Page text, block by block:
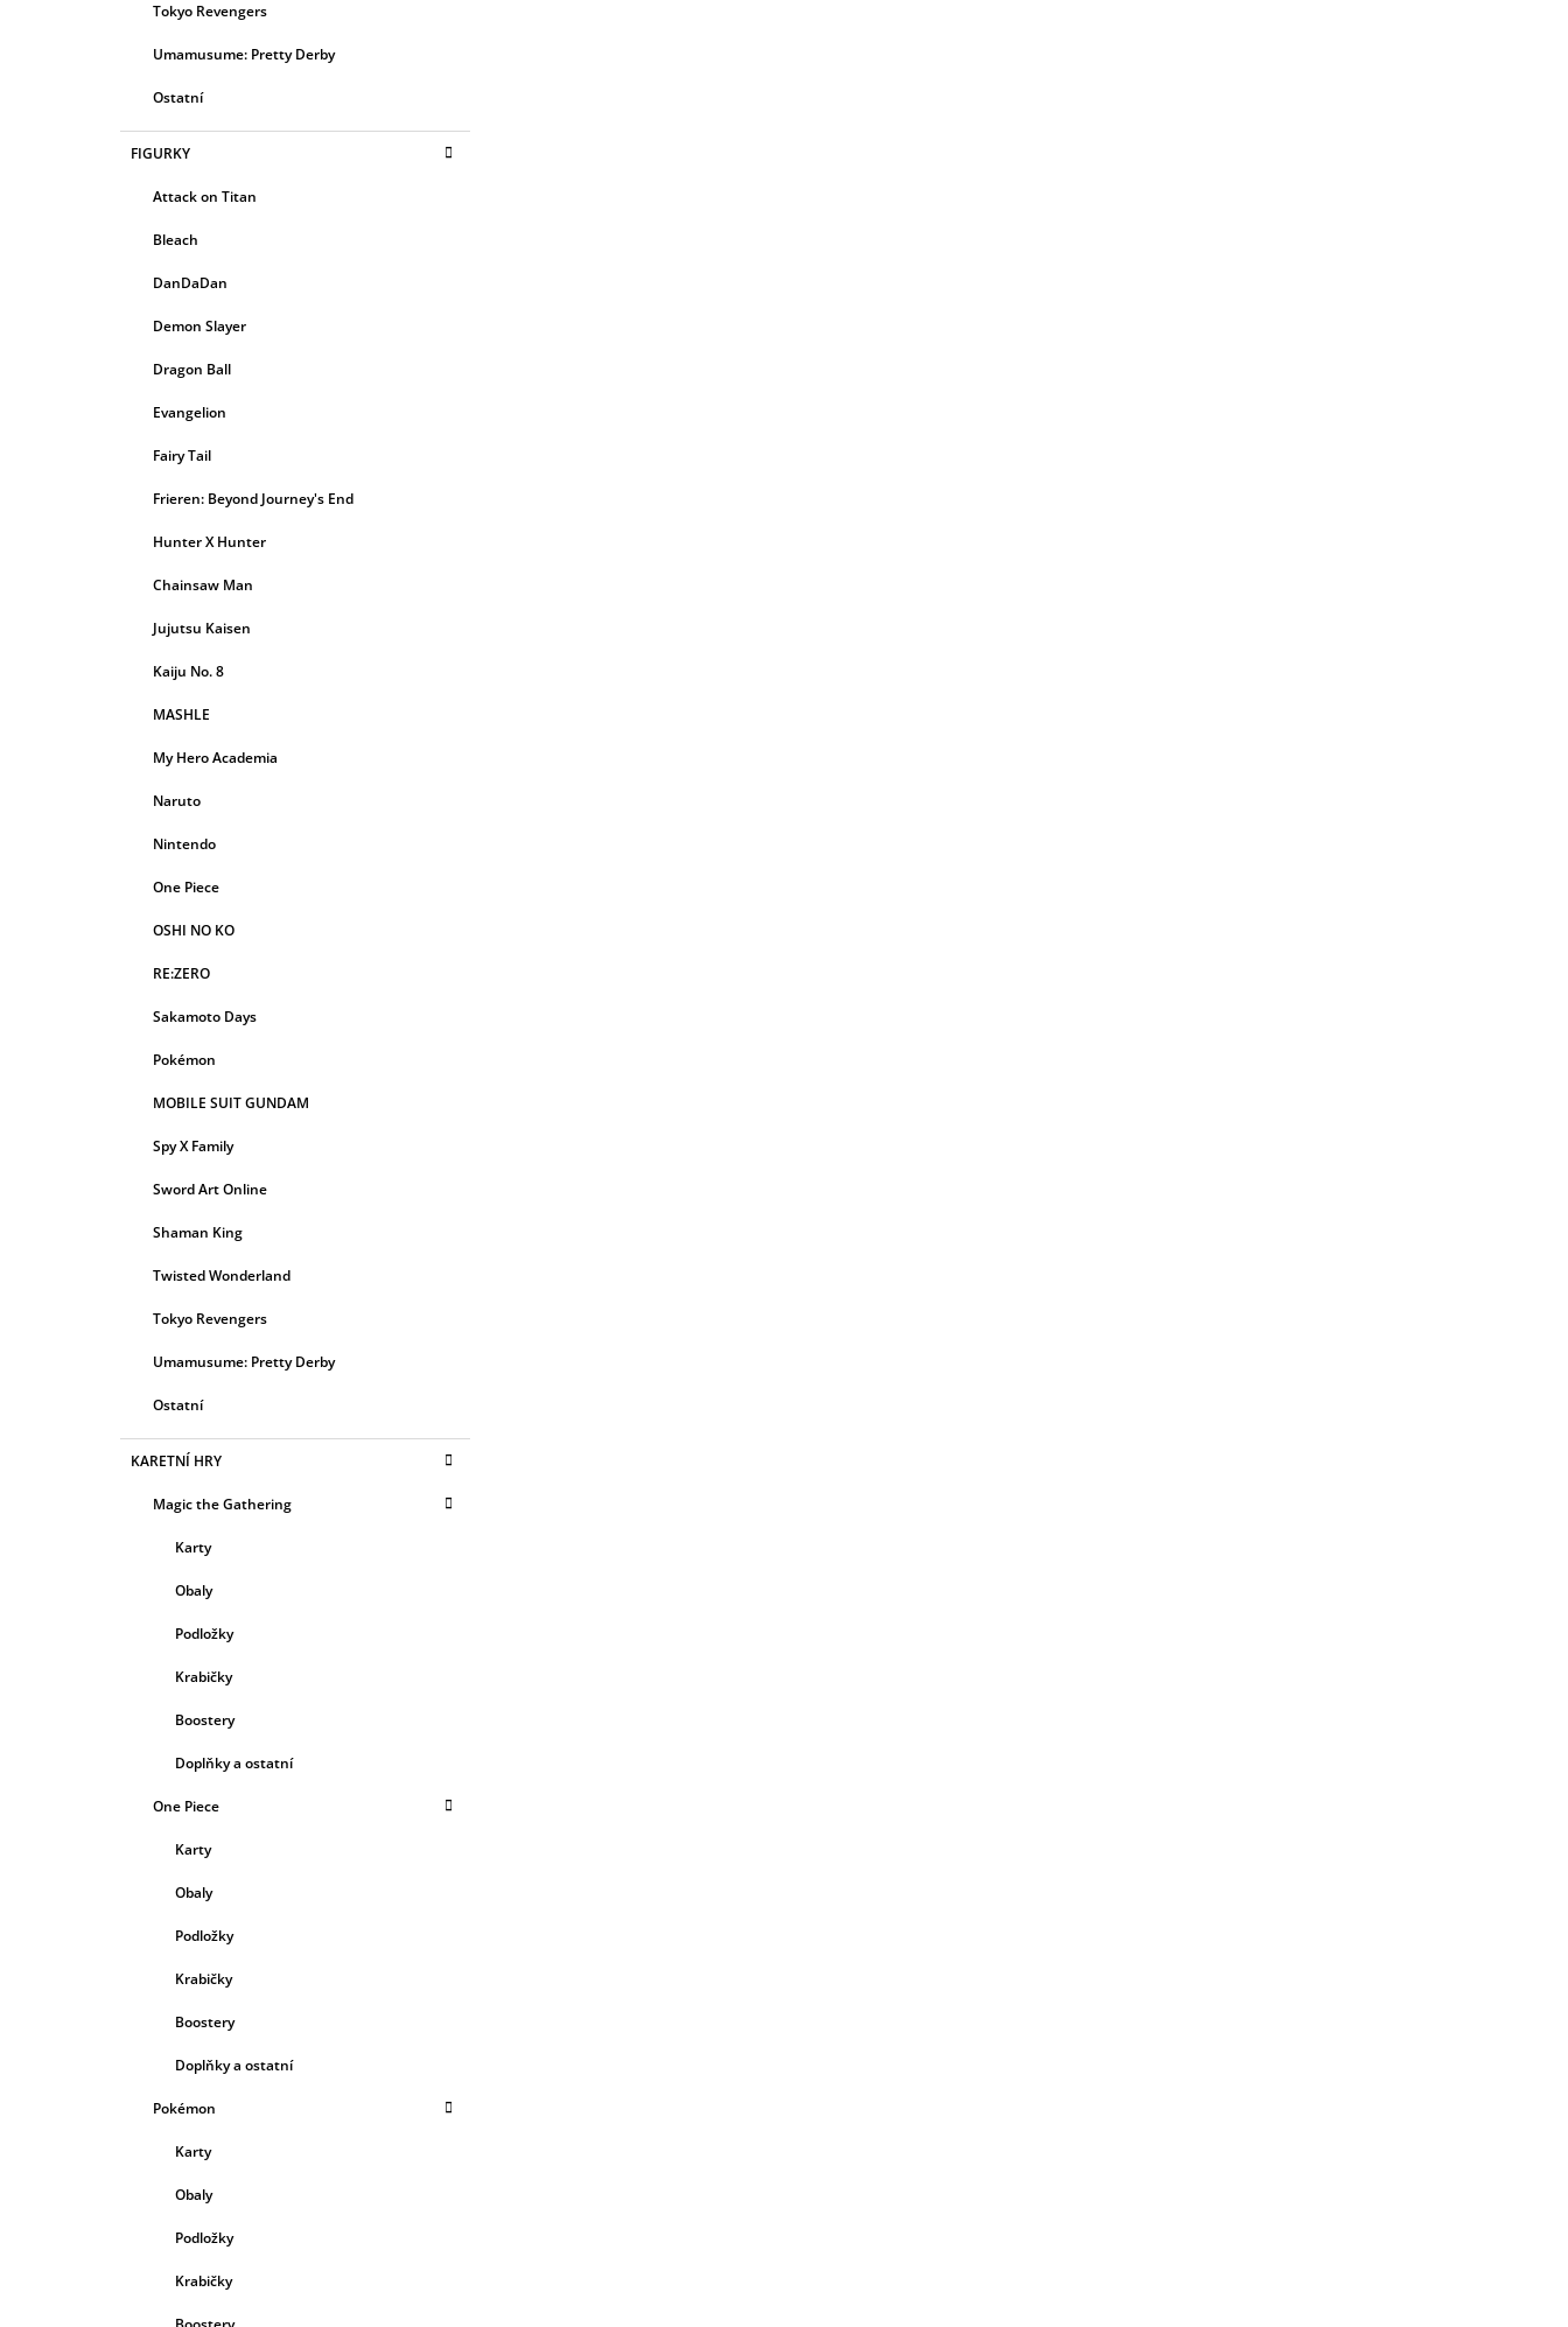
Tokyo Revengers
Umamusume: Pretty Derby
Ostatní
FIGURKY
Attack on Titan
Bleach
DanDaDan
Demon Slayer
Dragon Ball
Evangelion
Fairy Tail
Frieren: Beyond Journey's End
Hunter X Hunter
Chainsaw Man
Jujutsu Kaisen
Kaiju No. 8
MASHLE
My Hero Academia
Naruto
Nintendo
One Piece
OSHI NO KO
RE:ZERO
Sakamoto Days
Pokémon
MOBILE SUIT GUNDAM
Spy X Family
Sword Art Online
Shaman King
Twisted Wonderland
Tokyo Revengers
Umamusume: Pretty Derby
Ostatní
KARETNÍ HRY
Magic the Gathering
Karty
Obaly
Podložky
Krabičky
Boostery
Doplňky a ostatní
One Piece
Karty
Obaly
Podložky
Krabičky
Boostery
Doplňky a ostatní
Pokémon
Karty
Obaly
Podložky
Krabičky